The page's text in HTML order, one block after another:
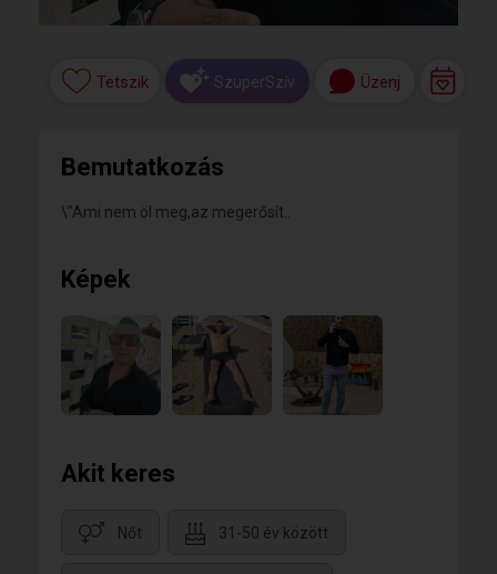
Tetszik SzuperSzív Üzenj
Bemutatkozás
\"Ami nem öl meg,az megerősít..
Képek
Akit keres
Nőt 31-50 év között